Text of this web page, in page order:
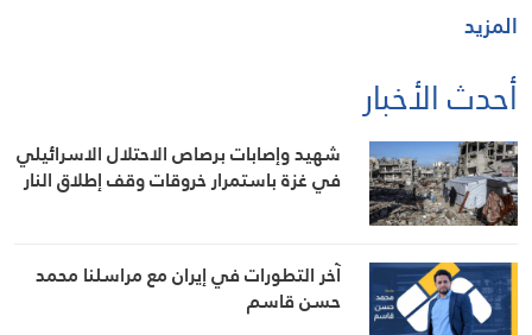
المزيد
أحدث الأخبار
شهيد وإصابات برصاص الاحتلال الاسرائيلي
في غزة باستمرار خروقات وقف إطلاق النار
آخر التطورات في إيران مع مراسلنا محمد
حسن قاسم